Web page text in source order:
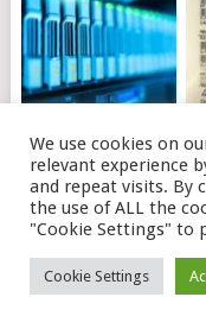
独立服务器
识
THEME BY
We use cookies on
relevant experience
and repeat visits. By
the use of ALL the
"Cookie Settings" to
Cookie Settings